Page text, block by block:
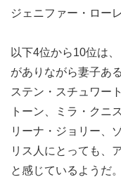
ジェニファー・ロー
以下4位から10位は
がありながら妻子あ
ステン・スチュワー
トーン、ミラ・クニ
リーナ・ジョリー、
リス人にとっても、
と感じているようだ